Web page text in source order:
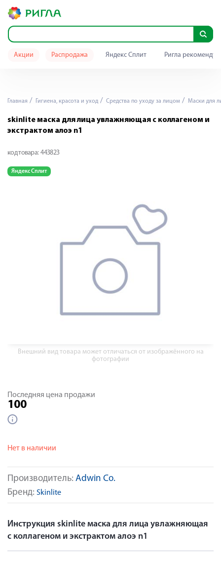
Акции Распродажа Яндекс Сплит Ригла
Главная Гигиена, красота и уход Средства по уходу за лицом Маски для
skinlite маска для лица увлажняющая с коллагеном и
экстрактом алоэ n1
код товара: 443823
Яндекс Сплит
Внешний вид товара может отличаться от изображённого на
фотографии
Производитель: Adwin Co.
Бренд: Skinlite
Последняя цена продажи
100
Нет в наличии
Инструкция skinlite маска для лица увлажняющая
с коллагеном и экстрактом алоэ n1